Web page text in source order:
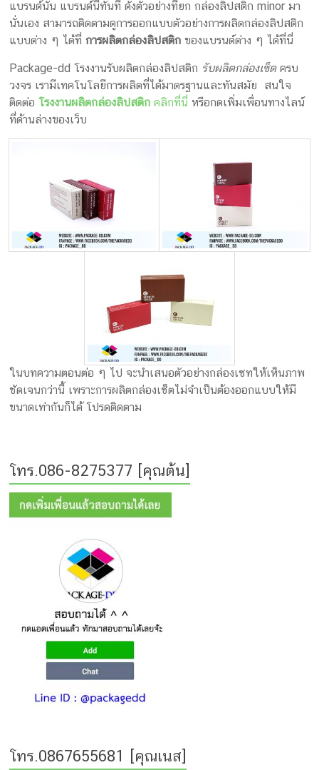
แบรนด์นั้น แบรนด์นี้ทันที ดังตัวอย่างที่ยก กล่องลิปสติก minor มา
นั่นเอง สามารถติดตามดูการออกแบบตัวอย่างการผลิตกล่องลิปสติก
แบบต่าง ๆ ได้ที่การผลิตกล่องลิปสติก ของแบรนด์ต่าง ๆ ได้ที่นี่
Package-dd โรงงานรับผลิตกล่องลิปสติก รับผลิตกล่องเซ็ตครบ
วงจร เรามีเทคโนโลยีการผลิตที่ได้มาตรฐานและทันสมัย สนใจ
ติดต่อโรงงานผลิตกล่องลิปสติก คลิกที่นี่ หรือกดเพิ่มเพื่อนทางไลน์
ที่ด้านล่างของเว็บ
ในบทความตอนต่อ ๆ ไป จะนำเสนอตัวอย่างกล่องเซทให้เห็นภาพ
ชัดเจนกว่านี้ เพราะการผลิตกล่องเซ็ตไม่จำเป็นต้องออกแบบให้มี
ขนาดเท่ากันก็ได้ โปรดติดตาม
โทร.086-8275377 [คุณต้น]
โทร.0867655681 [คุณเนส]